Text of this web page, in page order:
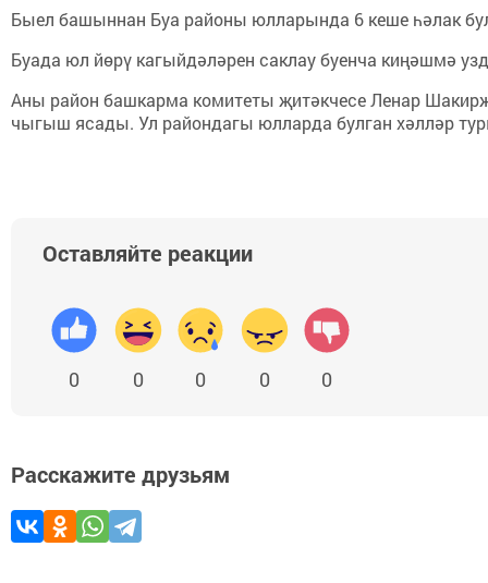
Быел башыннан Буа районы юлларында 6 кеше һәлак
Буада юл йөрү кагыйдәләрен саклау буенча киңәшмә
Аны район башкарма комитеты җитәкчесе Ленар
чыгыш ясады. Ул райондагы юлларда булган хәлләр
Оставляйте реакции
0 0 0 0 0
Расскажите друзьям